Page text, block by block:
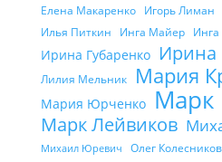
Елена Макаренко Игорь Лиман
Илья Питкин
Инга Майер
Ирина Губаренко Ирина
Лилия Мельник Мария
Мария Юрченко Марк
Марк Лейвиков
Михаил Юревич Олег Колесников